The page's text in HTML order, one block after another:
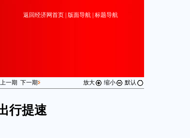
返回经济网首页| 版面导航| 标题导航
上一期 下一期 放大 缩小 默认
行提速